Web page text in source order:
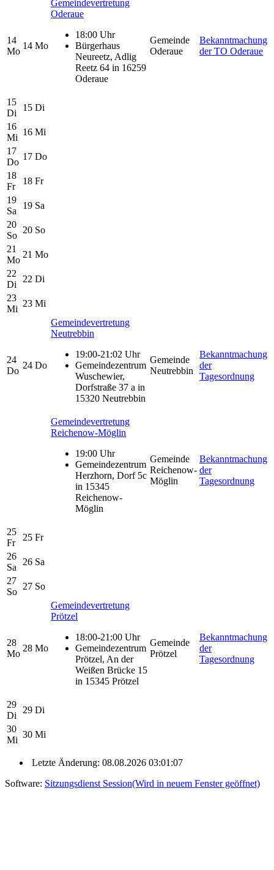
14
Mo
14 Mo
Gemeindevertretung
Oderaue
18:00 Uhr
Bürgerhaus
Neureetz, Adlig
Reetz 64 in 16259
Oderaue
Gemeinde
Oderaue
Bekanntmachung
der TO Oderaue
15
Di
15 Di
16
Mi
16 Mi
17
Do
17 Do
18
Fr
18 Fr
19
Sa
19 Sa
20
So
20 So
21
Mo
21 Mo
22
Di
22 Di
23
Mi
23 Mi
24
Do
24 Do
Gemeindevertretung
Neutrebbin
19:00-21:02 Uhr
Gemeindezentrum
Wuschewier,
Dorfstraße 37 a in
15320 Neutrebbin
Gemeinde
Neutrebbin
Bekanntmachung
der
Tagesordnung
Gemeindevertretung
Reichenow-Möglin
19:00 Uhr
Gemeindezentrum
Herzhorn, Dorf 5c
in 15345
Reichenow-
Möglin
Gemeinde
Reichenow-
Möglin
Bekanntmachung
der
Tagesordnung
25
Fr
25 Fr
26
Sa
26 Sa
27
So
27 So
28
Mo
28 Mo
Gemeindevertretung
Prötzel
18:00-21:00 Uhr
Gemeindezentrum
Prötzel, An der
Weißen Brücke 15
in 15345 Prötzel
Gemeinde
Prötzel
Bekanntmachung
der
Tagesordnung
29
Di
29 Di
30
Mi
30 Mi
Letzte Änderung: 08.08.2026 03:01:07
Software: Sitzungsdienst Session(Wird in neuem Fenster geöffnet)